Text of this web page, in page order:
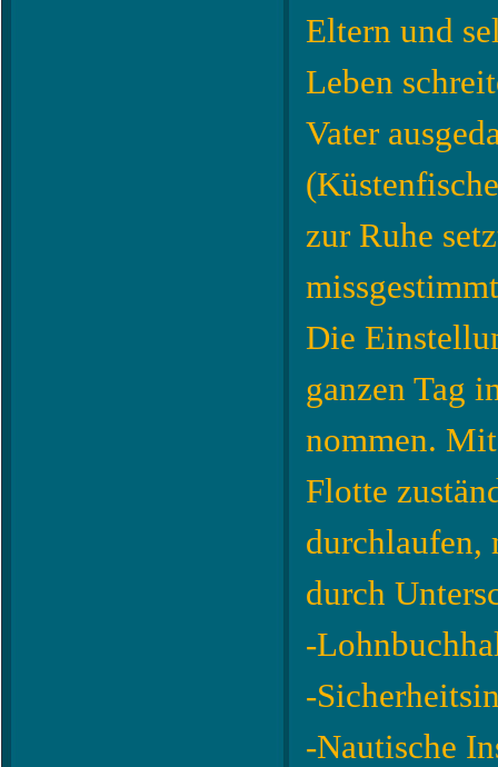
Eltern und
Leben
Vater
zur Ruhe
Die
ganzen Tag
nommen.
Flotte
durchlaufen,
durch
-
-
-Nautische